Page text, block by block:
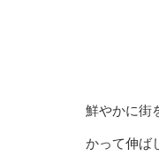
鮮やかに街
かって伸ば